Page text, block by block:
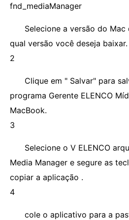
fnd_mediaManager
Selecione a versão do
qual versão você deseja baixar.
2
Clique em " Salvar" para
programa Gerente ELENCO
MacBook.
3
Selecione o V ELENCO
Media Manager e segure as
copiar a aplicação .
4
cole o aplicativo para a